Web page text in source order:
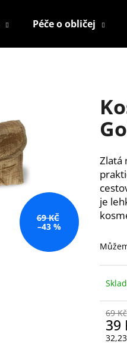
Péče o obličej
Zlatá
je
69 Kč
39
69 KČ
–43 %
LEPIDLO, Č.3